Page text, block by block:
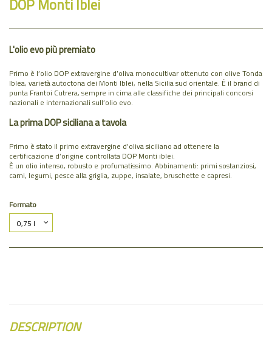
DOP Monti Iblei
L'olio evo più premiato
Primo è l’olio DOP extravergine d’oliva monocultivar ottenuto con olive Tonda
Iblea, varietà autoctona dei Monti Iblei, nella Sicilia sud orientale. È il brand di
punta Frantoi Cutrera, sempre in cima alle classifiche dei principali concorsi
nazionali e internazionali sull’olio evo.
La prima DOP siciliana a tavola
Primo è stato il primo extravergine d’oliva siciliano ad ottenere la
certificazione d’origine controllata DOP Monti iblei.
È un olio intenso, robusto e profumatissimo. Abbinamenti: primi sostanziosi,
carni, legumi, pesce alla griglia, zuppe, insalate, bruschette e capresi.
Formato
DESCRIPTION